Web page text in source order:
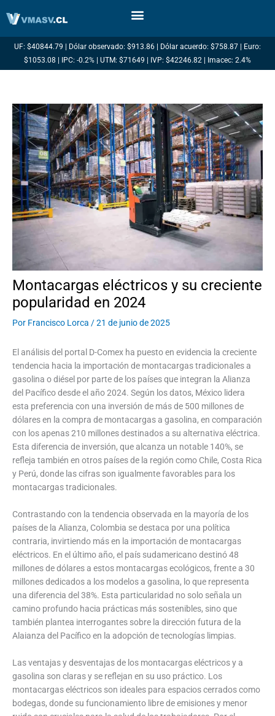
UF: $40844.79 | Dólar observado: $913.86 | Dólar acuerdo: $758.87 | Euro:
$1053.08 | IPC: -0.2% | UTM: $71649 | IVP: $42246.82 | Imacec: 2.4%
Montacargas eléctricos y su creciente
popularidad en 2024
Por Francisco Lorca /21 de junio de 2025
El análisis del portal D-Comex ha puesto en evidencia la creciente
tendencia hacia la importación de montacargas tradicionales a
gasolina o diésel por parte de los países que integran la Alianza
del Pacífico desde el año 2024. Según los datos, México lidera
esta preferencia con una inversión de más de 500 millones de
dólares en la compra de montacargas a gasolina, en comparación
con los apenas 210 millones destinados a su alternativa eléctrica.
Esta diferencia de inversión, que alcanza un notable 140%, se
refleja también en otros países de la región como Chile, Costa Rica
y Perú, donde las cifras son igualmente favorables para los
montacargas tradicionales.
Contrastando con la tendencia observada en la mayoría de los
países de la Alianza, Colombia se destaca por una política
contraria, invirtiendo más en la importación de montacargas
eléctricos. En el último año, el país sudamericano destinó 48
millones de dólares a estos montacargas ecológicos, frente a 30
millones dedicados a los modelos a gasolina, lo que representa
una diferencia del 38%. Esta particularidad no solo señala un
camino profundo hacia prácticas más sostenibles, sino que
también plantea interrogantes sobre la dirección futura de la
Alaianza del Pacífico en la adopción de tecnologías limpias.
Las ventajas y desventajas de los montacargas eléctricos y a
gasolina son claras y se reflejan en su uso práctico. Los
montacargas eléctricos son ideales para espacios cerrados como
bodegas, donde su funcionamiento libre de emisiones y menor